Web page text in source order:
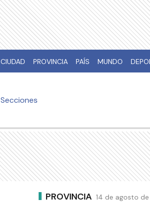
CIUDAD PROVINCIA PAÍS MUNDO
Secciones
PROVINCIA 14 de agosto